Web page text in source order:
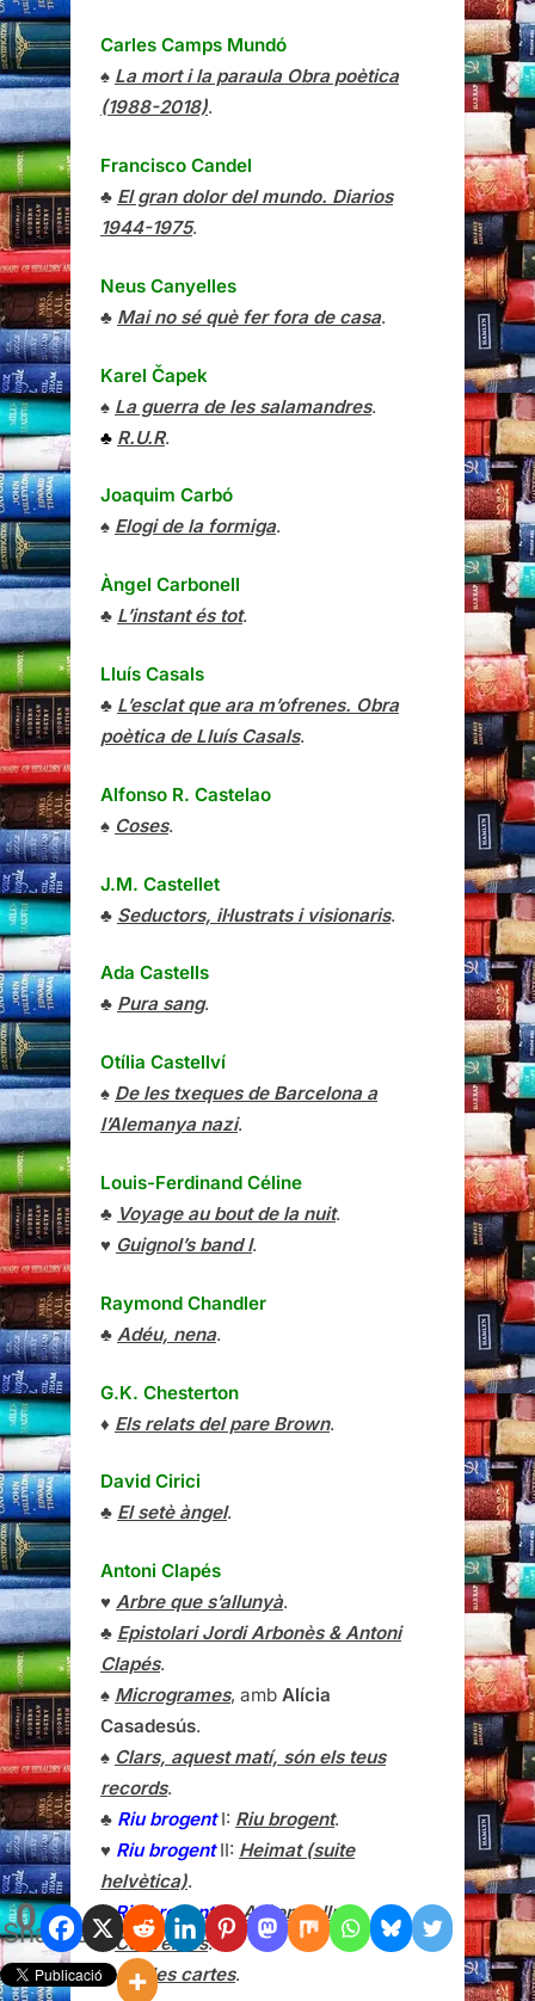
0
Shares
Carles Camps Mundó
♠ La mort i la paraula Obra poètica
(1988-2018).
Francisco Candel
♣ El gran dolor del mundo. Diarios
1944-1975.
Neus Canyelles
♣ Mai no sé què fer fora de casa.
Karel Čapek
♠ La guerra de les salamandres.
♣ R.U.R.
Joaquim Carbó
♠ Elogi de la formiga.
Àngel Carbonell
♣ L’instant és tot.
Lluís Casals
♣ L’esclat que ara m’ofrenes. Obra
poètica de Lluís Casals.
Alfonso R. Castelao
♠ Coses.
J.M. Castellet
♣ Seductors, il·lustrats i visionaris.
Ada Castells
♣ Pura sang.
Otília Castellví
♠ De les txeques de Barcelona a
l’Alemanya nazi.
Louis-Ferdinand Céline
♣ Voyage au bout de la nuit.
♥ Guignol’s band I.
Raymond Chandler
♣ Adéu, nena.
G.K. Chesterton
♦ Els relats del pare Brown.
David Cirici
♣ El setè àngel.
Antoni Clapés
♥ Arbre que s’allunyà.
♣ Epistolari Jordi Arbonès & Antoni
Clapés.
♠ Microgrames, amb Alícia
Casadesús.
♠ Clars, aquest matí, són els teus
records.
♣ Riu brogentI: Riu brogent.
♥ Riu brogentII: Heimat (suite
helvètica).
♦Riu brogentIII:Allí on la llum.
♠Converses.
♣Fer les cartes.